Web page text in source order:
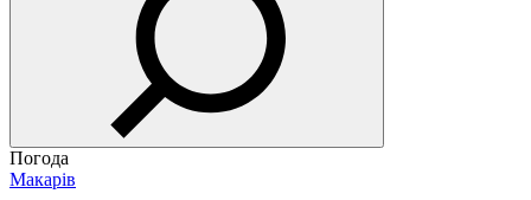
Погода
Макарів